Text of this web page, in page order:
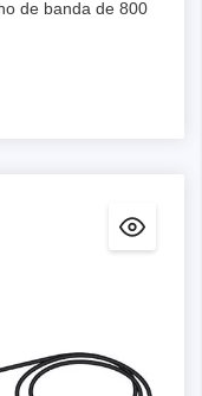
de banda de 800